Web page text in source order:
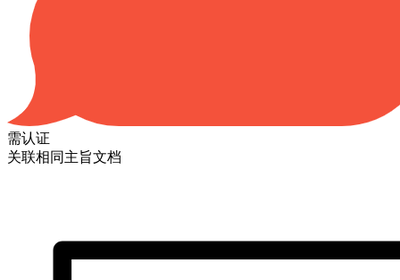
需认证
关联相同主旨文档